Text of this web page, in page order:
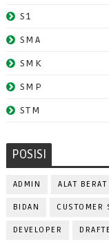
S1
SMA
SMK
SMP
STM
POSISI
ADMIN ALAT BERAT
BIDAN CUSTOMER
DEVELOPER